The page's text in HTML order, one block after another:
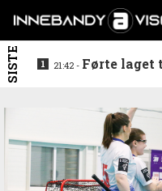
SISTE 21:42 - Førte laget til bronse -